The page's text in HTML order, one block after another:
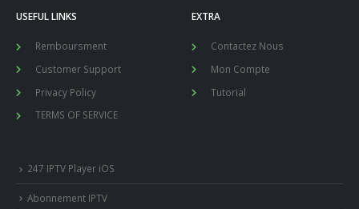
USEFUL LINKS
Remboursment
Customer Support
Privacy Policy
TERMS OF SERVICE
EXTRA
Contactez Nous
Mon Compte
Tutorial
247 IPTV Player iOS
Abonnement IPTV